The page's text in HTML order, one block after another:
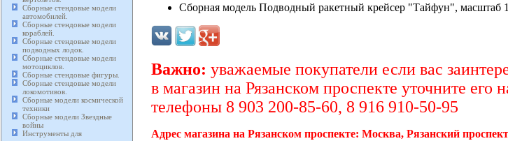
Сборные стендовые модели
автомобилей.
Сборные стендовые модели
кораблей.
Сборные стендовые модели
подводных лодок.
Сборные стендовые модели
мотоциклов.
Сборные стендовые фигуры.
Сборные стендовые модели
локомотивов.
Сборные модели космической
техники
Сборные модели Звездные
войны
Инструменты для
Сборная модель Подводный ракетный крейсер "Тайфун", масштаб
Важно: уважаемые покупатели если вас
в магазин на Рязанском проспекте уточните
телефоны 8 903 200-85-60, 8 916 910-50-95
Адрес магазина на Рязанском проспекте: Москва, Рязанский